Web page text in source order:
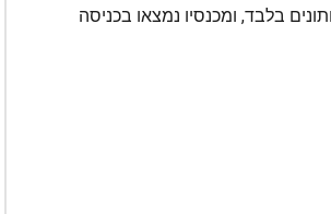
בלבד, ומכנסיו נמצאו בכניסה